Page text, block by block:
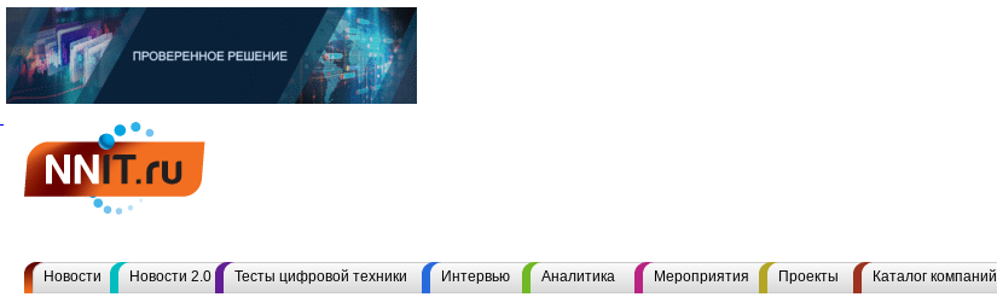
Новости Новости 2.0 Тесты цифровой техники Интервью Аналитика Мероприятия Проекты Каталог компаний